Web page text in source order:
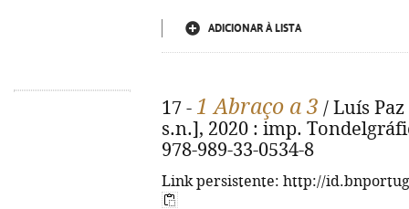
ADICIONAR À LISTA
17 - 1 Abraço a 3 / Luís Paz
s.n.], 2020 : imp.
978-989-33-0534-8
Link persistente: http://